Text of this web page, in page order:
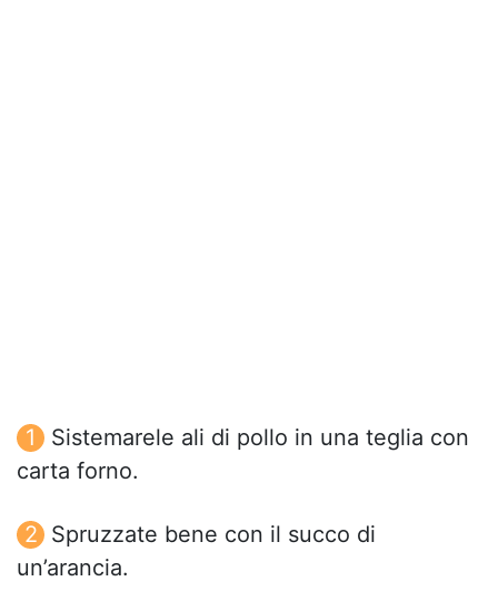
Sistemarele ali di pollo in una teglia con
carta forno.
Spruzzate bene con il succo di
un’arancia.